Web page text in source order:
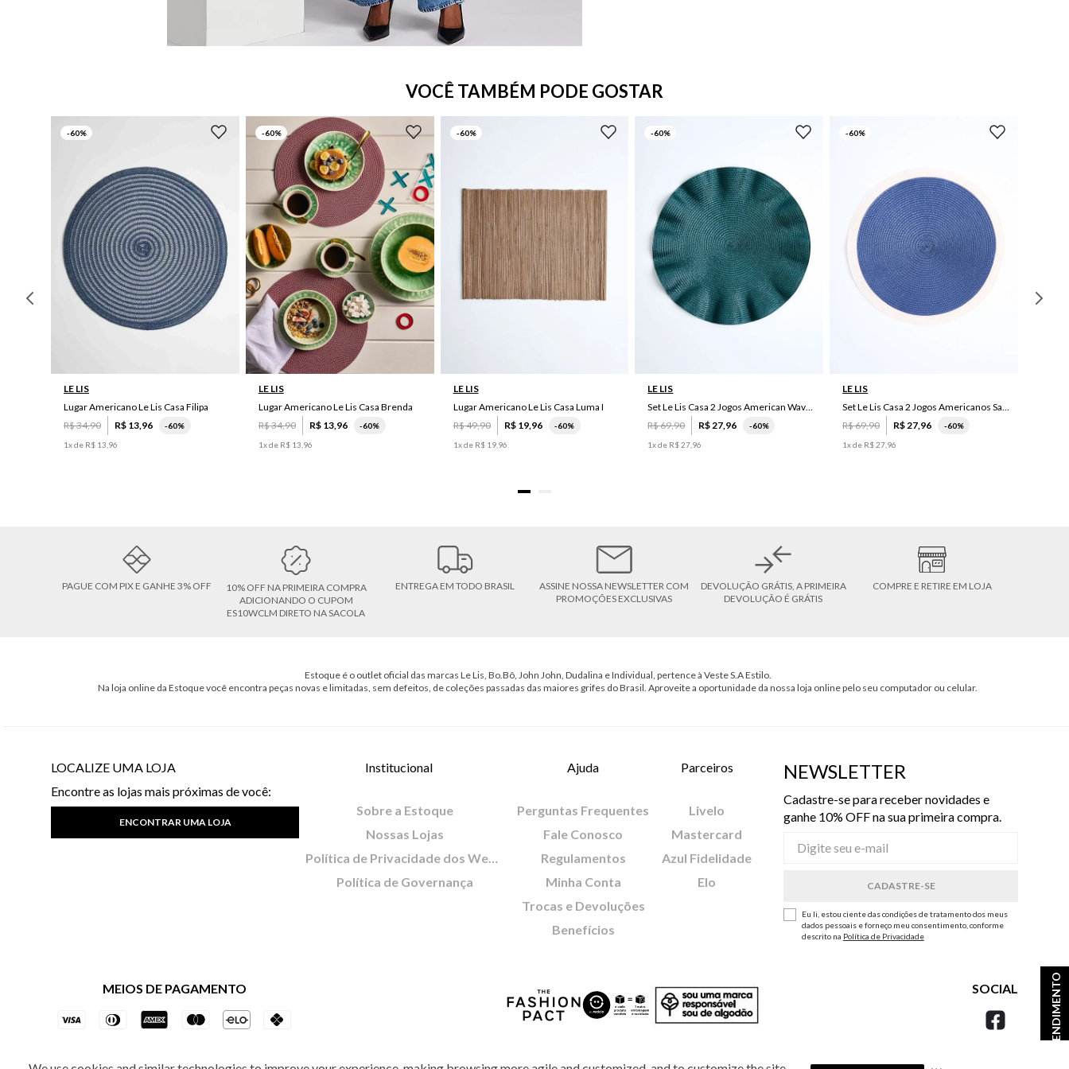
ATENDIMENTO
VOCÊ TAMBÉM PODE GOSTAR
-60%
LE LIS
Lugar Americano Le Lis Casa Filipa
R$34,90 R$ 13,96 -60%
1x de R$ 13 96
-60%
UN
LE LIS
Lugar Americano Le Lis Casa Brenda
R$34,90 R$ 13,96 -60%
1x de R$ 13 96
-60%
LE LIS
Lugar Americano Le Lis Casa Luma I
R$49,90 R$ 19,96 -60%
1x de R$ 19, 96
-60%
LE LIS
Set Le Lis Casa 2 Jogos American Wave Green
R$69,90 R$27,96 -60%
1x de R$27 96
-60%
LE LIS
Set Le Lis Casa 2 Jogos Americanos Saruê II
R$69,90 R$27,96 -60%
1x de R$27 96
PAGUE COM PIX E GANHE 3% OFF
10% OFF NA PRIMEIRA COMPRA
ADICIONANDO O CUPOM
ES10WCLM DIRETO NA SACOLA
ENTREGA EM TODO BRASIL
ASSINE NOSSA NEWSLETTER COM
PROMOÇÕES EXCLUSIVAS
DEVOLUÇÃO GRÁTIS, A PRIMEIRA
DEVOLUÇÃO É GRÁTIS
COMPRE E RETIRE EM LOJA
Estoque é o outlet oficial das marcas Le Lis, Bo.Bô, John John, Dudalina e Individual, pertence à Veste S.A Estilo.
Na loja online da Estoque você encontra peças novas e limitadas, sem defeitos, de coleções passadas das maiores grifes do Brasil. Aproveite a oportunidade da nossa loja online pelo seu computador ou celular.
LOCALIZE UMA LOJA
Encontre as lojas mais próximas de você:
ENCONTRAR UMA LOJA
Institucional
Sobre a Estoque
Nossas Lojas
Política de Privacidade dos Websites
Política de Governança
Ajuda
Perguntas Frequentes
Fale Conosco
Regulamentos
Minha Conta
Trocas e Devoluções
Benefícios
Parceiros
Livelo
Mastercard
Azul Fidelidade
Elo
NEWSLETTER
Cadastre-se para receber novidades e
ganhe 10% OFF na sua primeira compra.
Eu li, estou ciente das condições de tratamento dos meus
dados pessoais e forneço meu consentimento, conforme
descrito na Política de Privacidade
MEIOS DE PAGAMENTO SOCIAL